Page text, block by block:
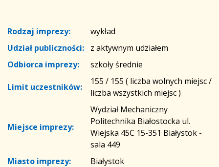
Rodzaj imprezy:
wykład
Udział publiczności:
z aktywnym udziałem
Odbiorca imprezy:
szkoły średnie
Limit uczestników:
155 / 155 ( liczba wolnych miejsc /
liczba wszystkich miejsc )
Miejsce imprezy:
Wydział Mechaniczny
Politechnika Białostocka ul.
Wiejska 45C 15-351 Białystok -
sala 449
Miasto imprezy:
Białystok